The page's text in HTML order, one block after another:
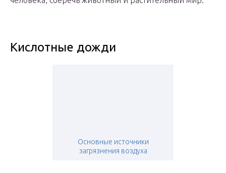
Кислотные дожди
Основные источники
загрязнения воздуха